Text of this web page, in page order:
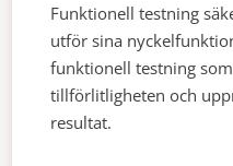
Funktionell testning
utför sina
funktionell testning
tillförlitligheten och
resultat.